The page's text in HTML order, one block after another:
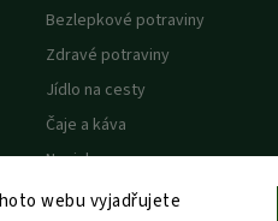
webu vyjadřujete
Bezlepkové potraviny
Zdravé potraviny
Jídlo na cesty
Čaje a káva
Novinky
Akce a slevy